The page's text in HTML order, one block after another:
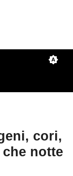
cori,
notte